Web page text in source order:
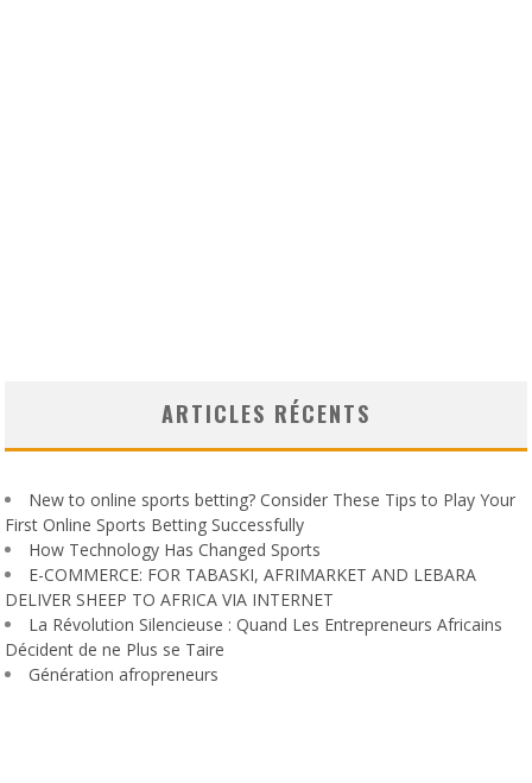
ARTICLES RÉCENTS
New to online sports betting? Consider These Tips to Play Your
First Online Sports Betting Successfully
How Technology Has Changed Sports
E-COMMERCE: FOR TABASKI, AFRIMARKET AND LEBARA
DELIVER SHEEP TO AFRICA VIA INTERNET
La Révolution Silencieuse : Quand Les Entrepreneurs Africains
Décident de ne Plus se Taire
Génération afropreneurs